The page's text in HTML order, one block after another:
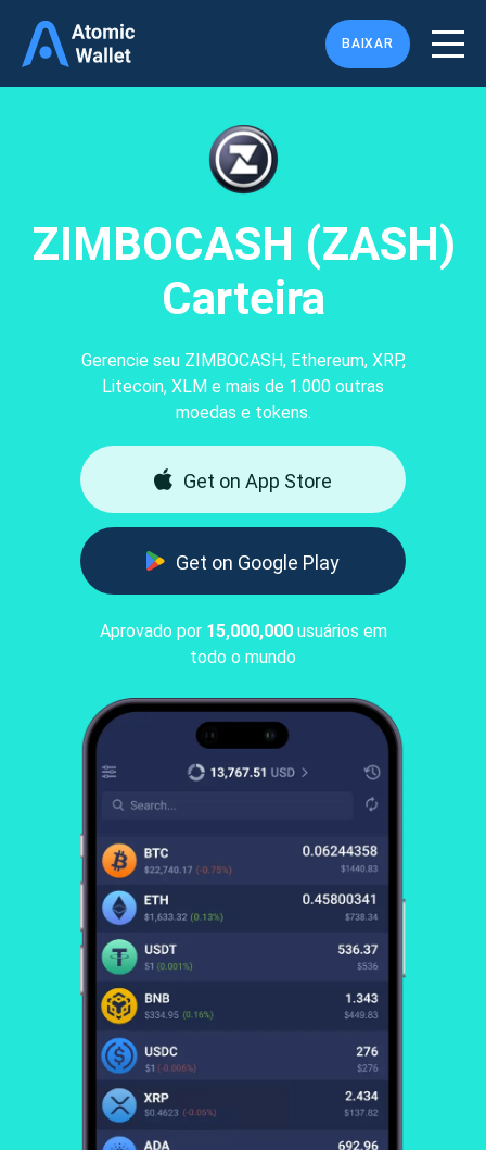
BAIXAR
ZIMBOCASH (ZASH)
Carteira
Gerencie seu ZIMBOCASH, Ethereum, XRP,
Litecoin, XLM e mais de 1.000 outras
moedas e tokens.
Get on App Store
Get on Google Play
Aprovado por 15,000,000usuários em
todo o mundo